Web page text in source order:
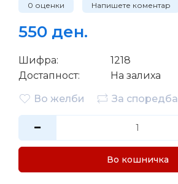
0 оценки Напишете коментар
550 ден.
Шифра:
1218
Достапност:
На залиха
Во желби
За споредба
Во кошничка